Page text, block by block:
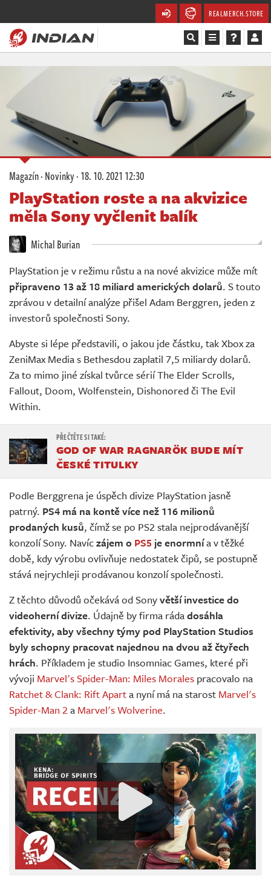
REALMERCH.STORE
Recenze
Videa
Soutěže
Databáze
Komunita
Redakce
Živě
Magazín·Novinky·18. 10. 2021 12:30
PlayStation roste a na akvizice
měla Sony vyčlenit balík
Michal Burian
PlayStation je v režimu růstu a na nové akvizice může mít
připraveno 13 až 18 miliard amerických dolarů. S touto
zprávou v detailní analýze přišel Adam Berggren, jeden z
investorů společnosti Sony.
Abyste si lépe představili, o jakou jde částku, tak Xbox za
ZeniMax Media s Bethesdou zaplatil 7,5 miliardy dolarů.
Za to mimo jiné získal tvůrce sérií The Elder Scrolls,
Fallout, Doom, Wolfenstein, Dishonored či The Evil
Within.
GOD OF WAR RAGNARÖK BUDE MÍT
ČESKÉ TITULKY
Podle Berggrena je úspěch divize PlayStation jasně
patrný. PS4 má na kontě více než 116 milionů
prodaných kusů, čímž se po PS2 stala nejprodávanější
konzolí Sony. Navíczájem o PS5 je enormnía v těžké
době, kdy výrobu ovlivňuje nedostatek čipů, se postupně
stává nejrychleji prodávanou konzolí společnosti.
Z těchto důvodů očekává od Sonyvětší investice do
videoherní divize. Údajně by firma rádadosáhla
efektivity, aby všechny týmy pod PlayStation Studios
byly schopny pracovat najednou na dvou až čtyřech
hrách. Příkladem je studio Insomniac Games, které při
vývoji Marvel's Spider-Man: Miles Morales pracovalo na
Ratchet & Clank: Rift Aparta nyní má na starost Marvel's
Spider-Man 2 a Marvel's Wolverine.